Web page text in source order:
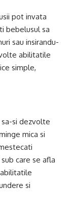
pot invata
bebelusul sa
sau insirandu-
abilitatile
simple,
si dezvolte
mica si
care se afla
si